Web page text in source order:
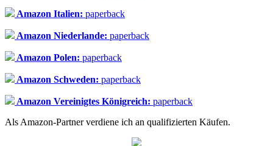
Amazon Italien: paperback
Amazon Niederlande: paperback
Amazon Polen: paperback
Amazon Schweden: paperback
Amazon Vereinigtes Königreich: paperback
Als Amazon-Partner verdiene ich an qualifizierten Käufen.